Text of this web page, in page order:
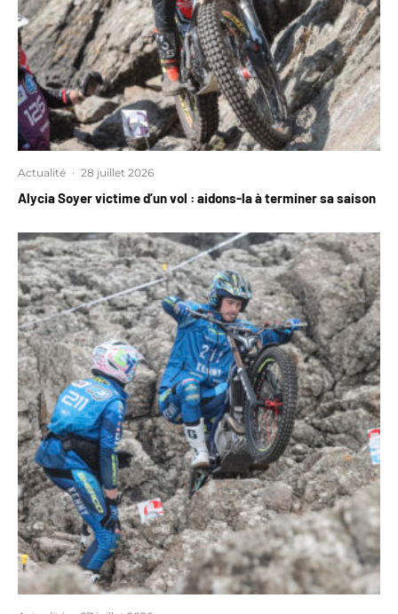
Actualité · 28 juillet 2026
Alycia Soyer victime d’un vol : aidons-la à terminer sa saison